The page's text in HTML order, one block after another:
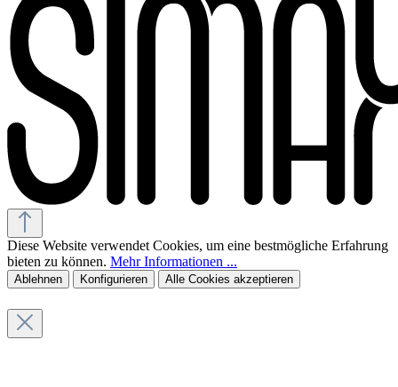
Diese Website verwendet Cookies, um eine bestmögliche Erfahrung
bieten zu können. Mehr Informationen ...
Ablehnen Konfigurieren Alle Cookies akzeptieren